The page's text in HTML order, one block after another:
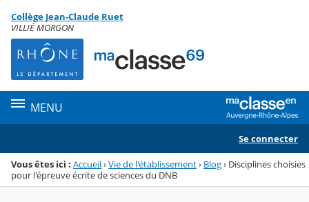
Menu de la rubrique
Contenu
Collège Jean-Claude Ruet
VILLIÉ MORGON
MENU
Se connecter
Vous êtes ici : Accueil›Vie de l'établissement› Blog› Disciplines choisies
pour l'épreuve écrite de sciences du DNB